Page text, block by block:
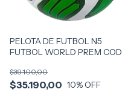
PELOTA DE FUTBOL N5
FUTBOL WORLD PREM COD
$35.190,00
$39.100,00
10% OFF